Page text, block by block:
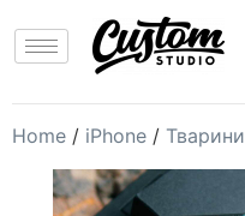
Home / iPhone / Тварини